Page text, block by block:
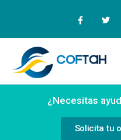
¿Necesitas
Solicita tu